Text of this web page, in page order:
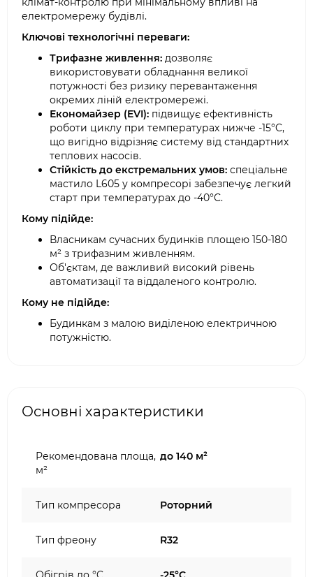
електромережу будівлі.
Ключові технологічні переваги:
Трифазне живлення: дозволяє
використовувати обладнання великої
потужності без ризику перевантаження
окремих ліній електромережі.
Економайзер (EVI): підвищує ефективність
роботи циклу при температурах нижче -15°C,
що вигідно відрізняє систему від стандартних
теплових насосів.
Стійкість до екстремальних умов: спеціальне
мастило L605 у компресорі забезпечує легкий
старт при температурах до -40°C.
Кому підійде:
Власникам сучасних будинків площею 150-180
м² з трифазним живленням.
Об'єктам, де важливий високий рівень
автоматизації та віддаленого контролю.
Кому не підійде:
Будинкам з малою виділеною електричною
потужністю.
Основні характеристики
Рекомендована площа,
м²
до 140 м²
Тип компресора Роторний
Тип фреону R32